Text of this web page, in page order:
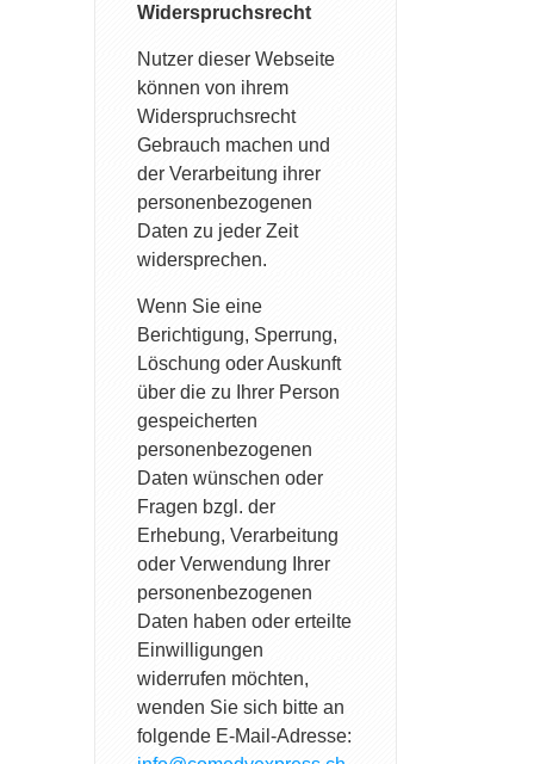
Widerspruchsrecht
Nutzer dieser Webseite
können von ihrem
Widerspruchsrecht
Gebrauch machen und
der Verarbeitung ihrer
personenbezogenen
Daten zu jeder Zeit
widersprechen.
Wenn Sie eine
Berichtigung, Sperrung,
Löschung oder Auskunft
über die zu Ihrer Person
gespeicherten
personenbezogenen
Daten wünschen oder
Fragen bzgl. der
Erhebung, Verarbeitung
oder Verwendung Ihrer
personenbezogenen
Daten haben oder erteilte
Einwilligungen
widerrufen möchten,
wenden Sie sich bitte an
folgende E-Mail-Adresse: